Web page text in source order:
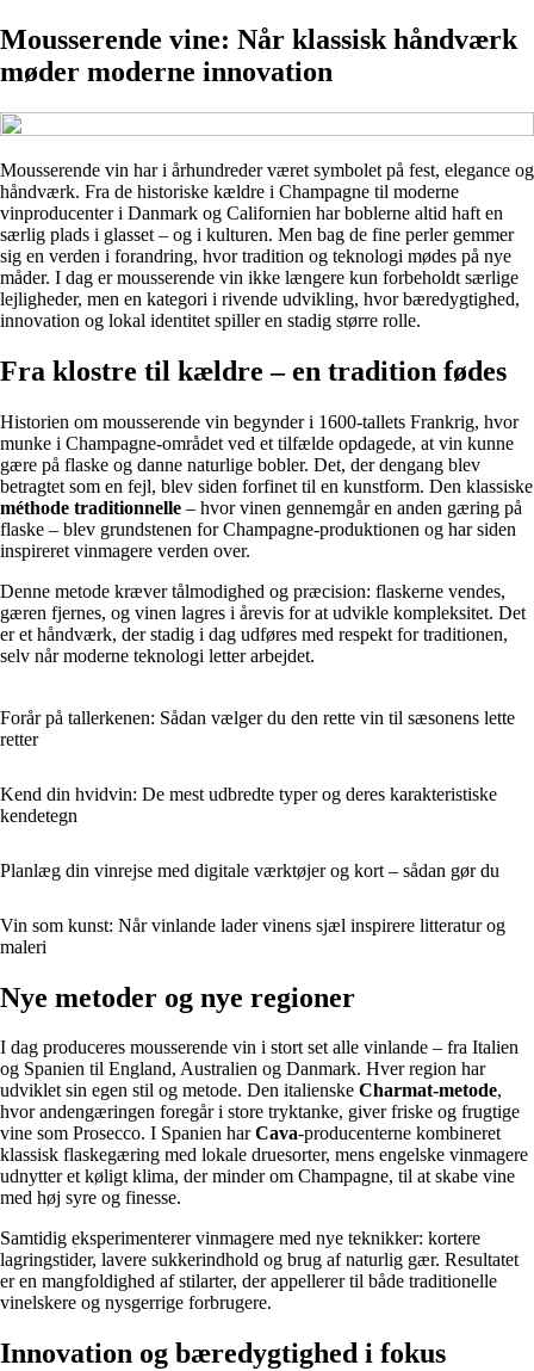
Mousserende vine: Når klassisk håndværk
møder moderne innovation
Mousserende vin har i århundreder været symbolet på fest, elegance og
håndværk. Fra de historiske kældre i Champagne til moderne
vinproducenter i Danmark og Californien har boblerne altid haft en
særlig plads i glasset – og i kulturen. Men bag de fine perler gemmer
sig en verden i forandring, hvor tradition og teknologi mødes på nye
måder. I dag er mousserende vin ikke længere kun forbeholdt særlige
lejligheder, men en kategori i rivende udvikling, hvor bæredygtighed,
innovation og lokal identitet spiller en stadig større rolle.
Fra klostre til kældre – en tradition fødes
Historien om mousserende vin begynder i 1600-tallets Frankrig, hvor
munke i Champagne-området ved et tilfælde opdagede, at vin kunne
gære på flaske og danne naturlige bobler. Det, der dengang blev
betragtet som en fejl, blev siden forfinet til en kunstform. Den klassiske
méthode traditionnelle – hvor vinen gennemgår en anden gæring på
flaske – blev grundstenen for Champagne-produktionen og har siden
inspireret vinmagere verden over.
Denne metode kræver tålmodighed og præcision: flaskerne vendes,
gæren fjernes, og vinen lagres i årevis for at udvikle kompleksitet. Det
er et håndværk, der stadig i dag udføres med respekt for traditionen,
selv når moderne teknologi letter arbejdet.
Forår på tallerkenen: Sådan vælger du den rette vin til sæsonens lette
retter
Kend din hvidvin: De mest udbredte typer og deres karakteristiske
kendetegn
Planlæg din vinrejse med digitale værktøjer og kort – sådan gør du
Vin som kunst: Når vinlande lader vinens sjæl inspirere litteratur og
maleri
Nye metoder og nye regioner
I dag produceres mousserende vin i stort set alle vinlande – fra Italien
og Spanien til England, Australien og Danmark. Hver region har
udviklet sin egen stil og metode. Den italienske Charmat-metode,
hvor andengæringen foregår i store tryktanke, giver friske og frugtige
vine som Prosecco. I Spanien harCava-producenterne kombineret
klassisk flaskegæring med lokale druesorter, mens engelske vinmagere
udnytter et køligt klima, der minder om Champagne, til at skabe vine
med høj syre og finesse.
Samtidig eksperimenterer vinmagere med nye teknikker: kortere
lagringstider, lavere sukkerindhold og brug af naturlig gær. Resultatet
er en mangfoldighed af stilarter, der appellerer til både traditionelle
vinelskere og nysgerrige forbrugere.
Innovation og bæredygtighed i fokus